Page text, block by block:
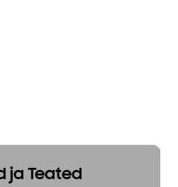
ja Teated